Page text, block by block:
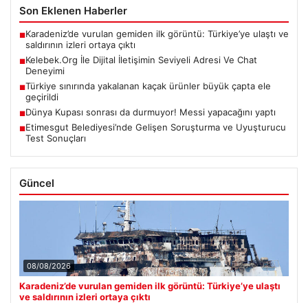
Son Eklenen Haberler
■Karadeniz’de vurulan gemiden ilk görüntü: Türkiye’ye ulaştı ve
saldırının izleri ortaya çıktı
■Kelebek.Org İle Dijital İletişimin Seviyeli Adresi Ve Chat
Deneyimi
■Türkiye sınırında yakalanan kaçak ürünler büyük çapta ele
geçirildi
■Dünya Kupası sonrası da durmuyor! Messi yapacağını yaptı
■Etimesgut Belediyesi’nde Gelişen Soruşturma ve Uyuşturucu
Test Sonuçları
Güncel
08/08/2026
Karadeniz’de vurulan gemiden ilk görüntü: Türkiye’ye ulaştı
ve saldırının izleri ortaya çıktı